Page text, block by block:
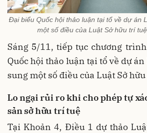
Đại biểu Quốc hội thảo luận tại tổ về dự án
một số điều của Luật Sở hữu trí
Sáng 5/11, tiếp tục chương
Quốc hội thảo luận tại tổ về dự
sung một số điều của Luật Sở
Lo ngại rủi ro khi cho phép tự
sản sở hữu trí tuệ
Tại Khoản 4, Điều 1 dự thảo